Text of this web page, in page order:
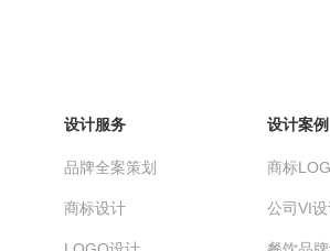
设计服务
品牌全案策划
商标设计
设计案例
商标
公司VI